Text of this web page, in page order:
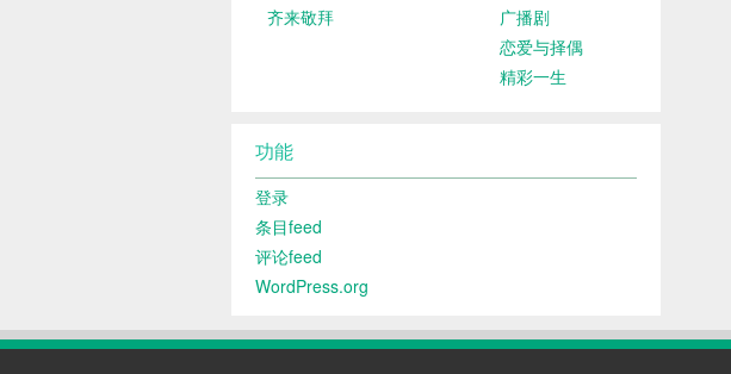
齐来敬拜
广播剧
恋爱与择偶
精彩一生
功能
登录
条目feed
评论feed
WordPress.org